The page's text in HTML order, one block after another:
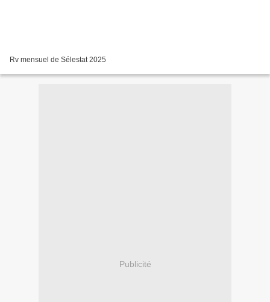
Rv mensuel de Sélestat 2025
Publicité